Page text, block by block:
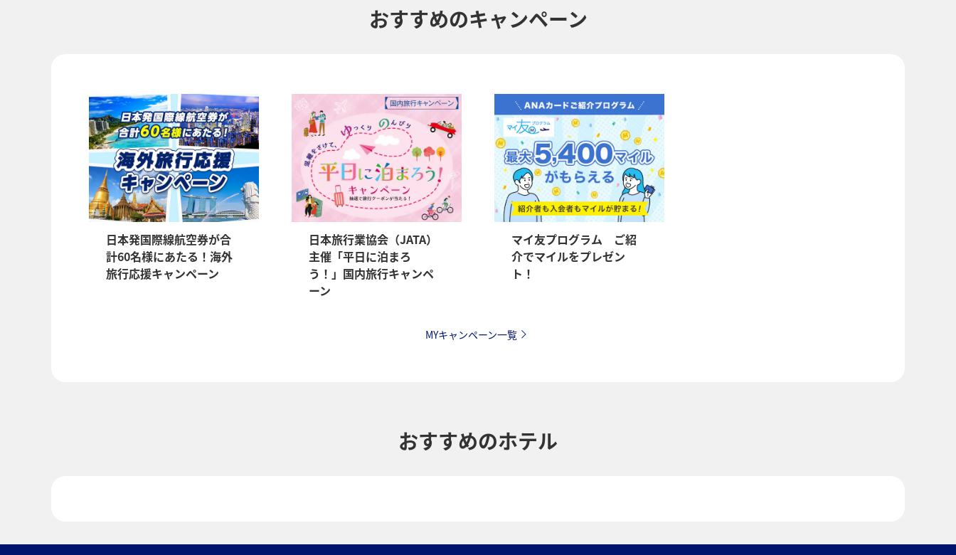
おすすめのキャンペーン
日本発国際線航空券が合
計60名様にあたる！海外
旅行応援キャンペーン
日本旅行業協会（JATA）
主催「平日に泊まろ
う！」国内旅行キャンペ
ーン
マイ友プログラム ご紹
介でマイルをプレゼン
ト！
MYキャンペーン一覧
おすすめのホテル